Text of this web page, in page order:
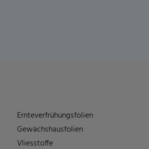
Ernteverfrühungsfolien
Gewächshausfolien
Vliesstoffe